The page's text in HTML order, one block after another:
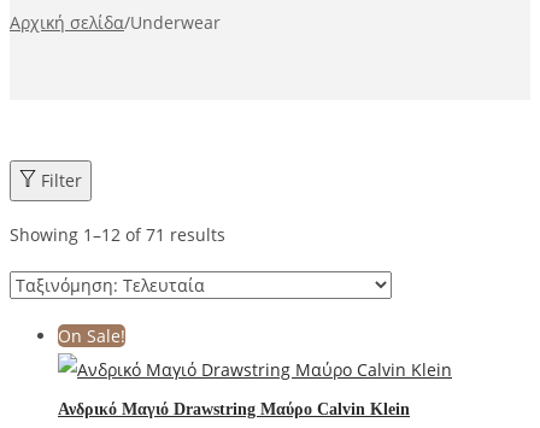
Αρχική σελίδα/Underwear
Filter
Showing 1–12 of 71 results
On Sale!
Ανδρικό Μαγιό Drawstring Μαύρο Calvin Klein